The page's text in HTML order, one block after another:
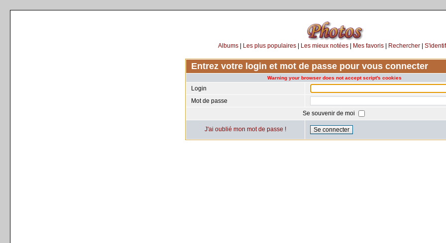
Albums| Les plus populaires| Les mieux notées| Mes favoris| Rechercher|
Entrez votre login et mot de passe pour vous connecter
Warning your browser does not accept script's cookies
Login
Mot de passe
Se souvenir de moi
J'ai oublié mon mot de passe !